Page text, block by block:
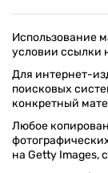
Использование
условии ссылки
Для интернет-
поисковых
конкретный
Любое
на Getty Images,